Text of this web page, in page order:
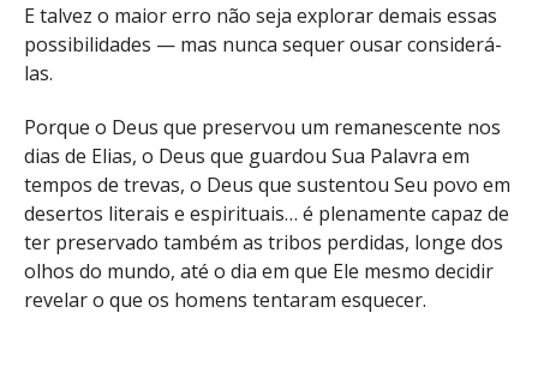
E talvez o maior erro não seja explorar demais essas
possibilidades — mas nunca sequer ousar considerá-
las.
Porque o Deus que preservou um remanescente nos
dias de Elias, o Deus que guardou Sua Palavra em
tempos de trevas, o Deus que sustentou Seu povo em
desertos literais e espirituais… é plenamente capaz de
ter preservado também as tribos perdidas, longe dos
olhos do mundo, até o dia em que Ele mesmo decidir
revelar o que os homens tentaram esquecer.